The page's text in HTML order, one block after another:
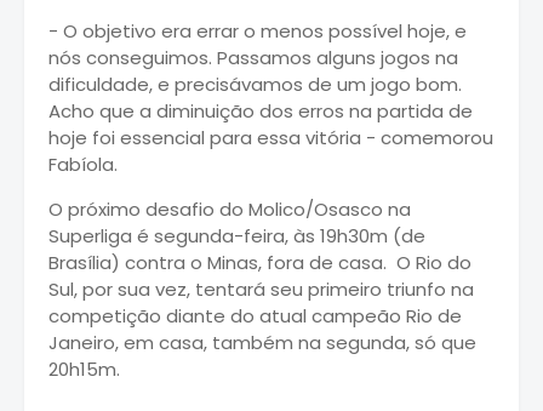
- O objetivo era errar o menos possível hoje, e
nós conseguimos. Passamos alguns jogos na
dificuldade, e precisávamos de um jogo bom.
Acho que a diminuição dos erros na partida de
hoje foi essencial para essa vitória - comemorou
Fabíola.
O próximo desafio do Molico/Osasco na
Superliga é segunda-feira, às 19h30m (de
Brasília) contra o Minas, fora de casa. O Rio do
Sul, por sua vez, tentará seu primeiro triunfo na
competição diante do atual campeão Rio de
Janeiro, em casa, também na segunda, só que
20h15m.